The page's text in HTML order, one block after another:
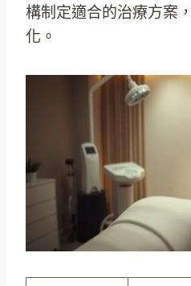
構制定適合的治療方案
化。